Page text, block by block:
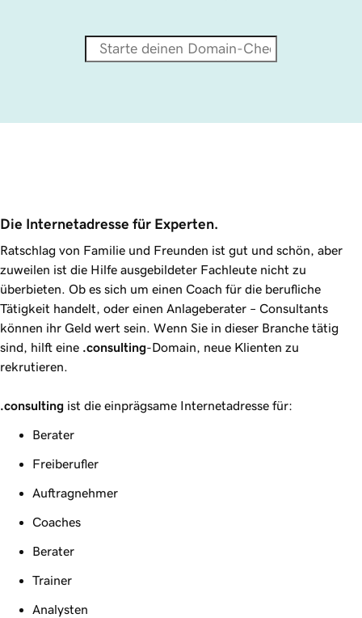
Die Internetadresse für Experten.
Ratschlag von Familie und Freunden ist gut und schön, aber
zuweilen ist die Hilfe ausgebildeter Fachleute nicht zu
überbieten. Ob es sich um einen Coach für die berufliche
Tätigkeit handelt, oder einen Anlageberater – Consultants
können ihr Geld wert sein. Wenn Sie in dieser Branche tätig
sind, hilft eine .consulting-Domain, neue Klienten zu
rekrutieren.
.consulting ist die einprägsame Internetadresse für:
Berater
Freiberufler
Auftragnehmer
Coaches
Berater
Trainer
Analysten